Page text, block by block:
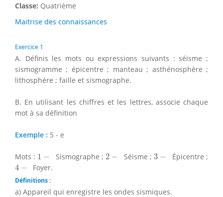
Classe: Quatrième
Maitrise des connaissances
Exercice 1
A. Définis les mots ou expressions suivants : séisme ;
sismogramme ; épicentre ; manteau ; asthénosphère ;
lithosphère ; faille et sismographe.
B. En utilisant les chiffres et les lettres, associe chaque
mot à sa définition
Exemple : 5 - e
Mots : 1 −
1 Sismographe ; 2 −
2 Séisme ;3 −
3 Épicentre ;
4 −
4 Foyer.
Définitions :
a) Appareil qui enregistre les ondes sismiques.